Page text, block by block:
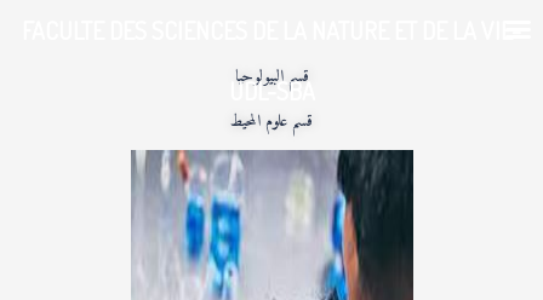
قسم البيولوجيا
قسم علوم المحيط
UDL-SBA